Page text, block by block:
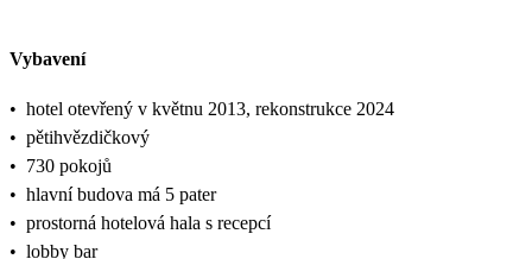
Vybavení
• hotel otevřený v květnu 2013, rekonstrukce 2024
• pětihvězdičkový
• 730 pokojů
• hlavní budova má 5 pater
• prostorná hotelová hala s recepcí
• lobby bar